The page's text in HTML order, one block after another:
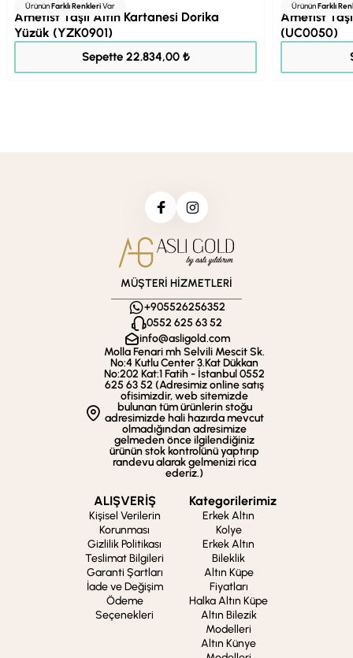
ÜrününFarklı RenkleriVar
Ametist Taşlı Altın Kartanesi Dorika
Yüzük (YZK0901)
Sepette 22.834,00 ₺
ÜrününFarklı
Ametist
(UC0050)
MÜŞTERİ HİZMETLERİ
+905526256352
0552 625 63 52
info@asligold.com
Molla Fenari mh Selvili Mescit Sk.
No:4 Kutlu Center 3.Kat Dükkan
No:202 Kat:1 Fatih - İstanbul 0552
625 63 52 (Adresimiz online satış
ofisimizdir, web sitemizde
bulunan tüm ürünlerin stoğu
adresimizde hali hazırda mevcut
olmadığından adresimize
gelmeden önce ilgilendiğiniz
ürünün stok kontrolünü yaptırıp
randevu alarak gelmenizi rica
ederiz.)
ALIŞVERİŞ
Kişisel Verilerin
Korunması
Gizlilik Politikası
Teslimat Bilgileri
Garanti Şartları
İade ve Değişim
Ödeme
Seçenekleri
Kategorilerimiz
Erkek Altın
Kolye
Erkek Altın
Bileklik
Altın Küpe
Fiyatları
Halka Altın Küpe
Altın Bilezik
Modelleri
Altın Künye